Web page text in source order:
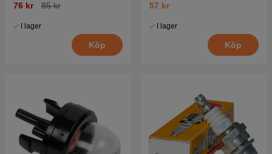
76 kr 85 kr
I lager
Köp
57 kr
I lager
Köp